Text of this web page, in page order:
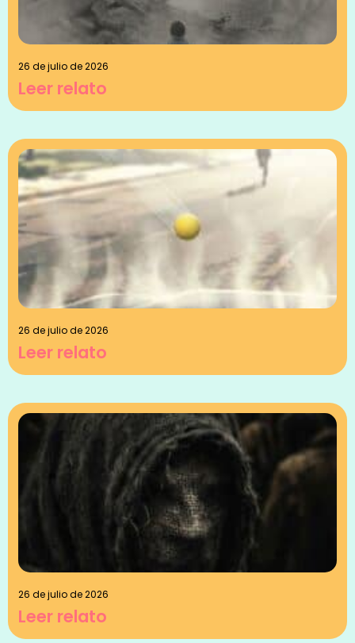
26 de julio de 2026
Leer relato
26 de julio de 2026
Leer relato
26 de julio de 2026
Leer relato